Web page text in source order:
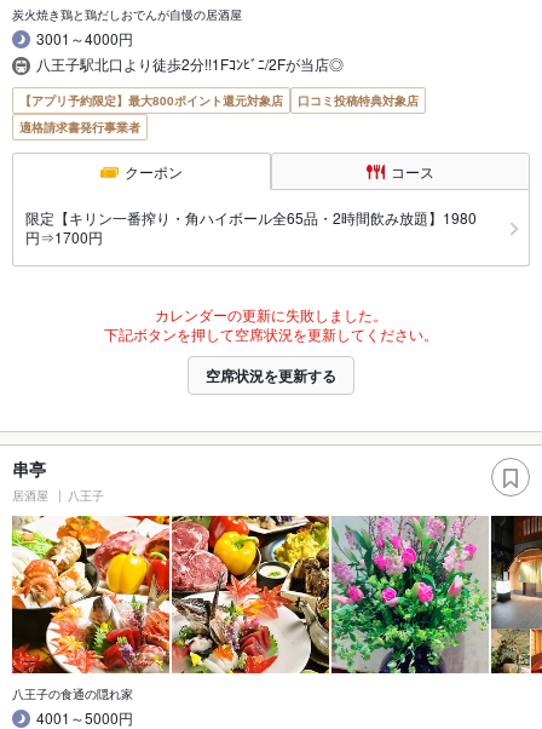
炭火焼き鶏と鶏だしおでんが自慢の居酒屋
3001～4000円
八王子駅北口より徒歩2分!!1Fｺﾝﾋﾞﾆ/2Fが当店◎
【アプリ予約限定】最大800ポイント還元対象店
口コミ投稿特典対象店
適格請求書発行事業者
クーポン コース
限定【キリン一番搾り・角ハイボール全65品・2時間飲み放題】1980
円⇒1700円
カレンダーの更新に失敗しました。
下記ボタンを押して空席状況を更新してください。
空席状況を更新する
串亭
居酒屋 八王子
八王子の食通の隠れ家
4001～5000円